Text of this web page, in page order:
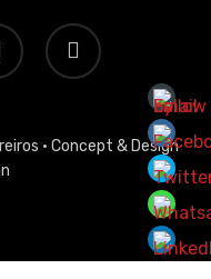
email
· Concept & Design